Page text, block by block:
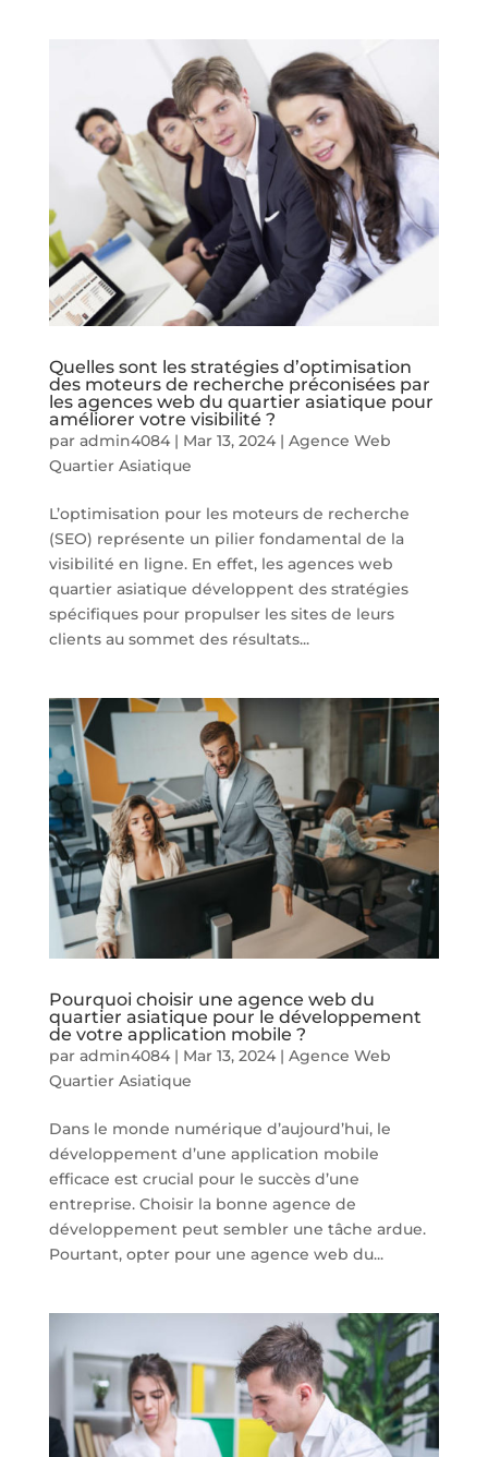
Quelles sont les stratégies d’optimisation
des moteurs de recherche préconisées par
les agences web du quartier asiatique pour
améliorer votre visibilité ?
par admin4084| Mar 13, 2024| Agence Web
Quartier Asiatique
L’optimisation pour les moteurs de recherche
(SEO) représente un pilier fondamental de la
visibilité en ligne. En effet, les agences web
quartier asiatique développent des stratégies
spécifiques pour propulser les sites de leurs
clients au sommet des résultats...
Pourquoi choisir une agence web du
quartier asiatique pour le développement
de votre application mobile ?
par admin4084| Mar 13, 2024| Agence Web
Quartier Asiatique
Dans le monde numérique d’aujourd’hui, le
développement d’une application mobile
efficace est crucial pour le succès d’une
entreprise. Choisir la bonne agence de
développement peut sembler une tâche ardue.
Pourtant, opter pour une agence web du...